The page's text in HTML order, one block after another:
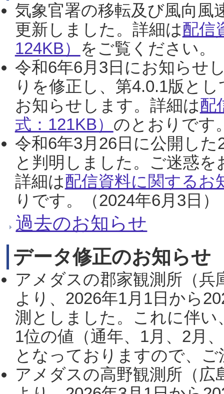
気象官署の移転及び風向風
更新しました。詳細は配信
124KB） をご覧ください。
令和6年6月3日にお知らせ
りを修正し、第4.0.1版と
お知らせします。詳細は配
式：121KB） のとおりです
令和6年3月26日に公開し
と判明しました。ご迷惑
詳細は配信資料に関するお
りです。（2024年6月3日）
過去のお知らせ
データ修正のお知らせ
アメダスの郡家観測所（
より、2026年1月1日から
測としました。これに伴い
1位の値（通年、1月、2月
となっておりますので、
アメダスの高野観測所（